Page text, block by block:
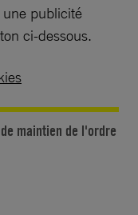
publicité
ci-dessous.
maintien de l'ordre